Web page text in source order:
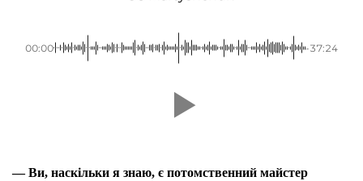
00:00 -37:24
— Ви, наскільки я знаю, є потомственний майстер